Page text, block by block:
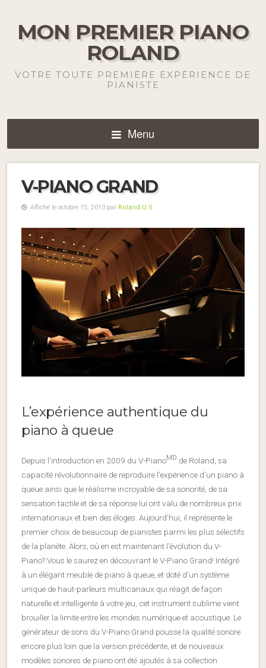
MON PREMIER PIANO
ROLAND
VOTRE TOUTE PREMIÈRE EXPÉRIENCE DE
PIANISTE
Menu
V-PIANO GRAND
Affiché le octobre 15, 2013 par Roland U.S.
L’expérience authentique du
piano à queue
Depuis l’introduction en 2009 du V-PianoMD de Roland, sa
capacité révolutionnaire de reproduire l’expérience d’un piano à
queue ainsi que le réalisme incroyable de sa sonorité, de sa
sensation tactile et de sa réponse lui ont valu de nombreux prix
internationaux et bien des éloges. Aujourd’hui, il représente le
premier choix de beaucoup de pianistes parmi les plus sélectifs
de la planète. Alors, où en est maintenant l’évolution du V-
Piano? Vous le saurez en découvrant le V-Piano Grand! Intégré
à un élégant meuble de piano à queue, et doté d’un système
unique de haut-parleurs multicanaux qui réagit de façon
naturelle et intelligente à votre jeu, cet instrument sublime vient
brouiller la limite entre les mondes numérique et acoustique. Le
générateur de sons du V-Piano Grand pousse la qualité sonore
encore plus loin que la version précédente, et de nouveaux
modèles sonores de piano ont été ajoutés à sa collection